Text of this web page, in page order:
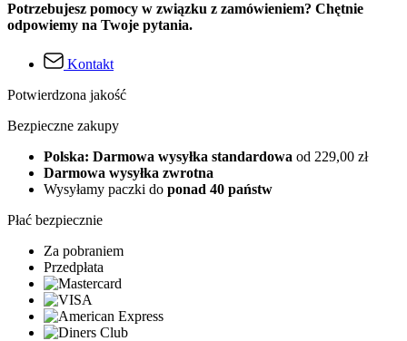
Potrzebujesz pomocy w związku z zamówieniem? Chętnie
odpowiemy na Twoje pytania.
Kontakt
Potwierdzona jakość
Bezpieczne zakupy
Polska: Darmowa wysyłka standardowa od 229,00 zł
Darmowa wysyłka zwrotna
Wysyłamy paczki do ponad 40 państw
Płać bezpiecznie
Za pobraniem
Przedpłata